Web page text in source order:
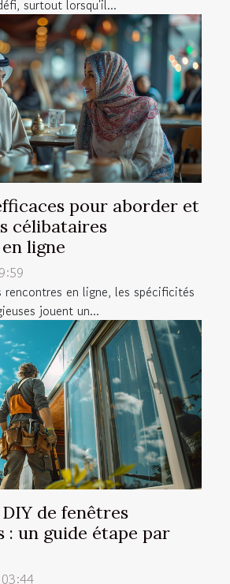
surtout lorsqu'il...
pour aborder et
célibataires
ligne
rencontres en ligne, les spécificités
jouent un...
de fenêtres
: un guide étape par